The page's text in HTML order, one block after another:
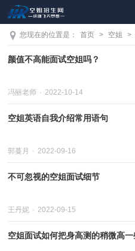
您现在的位置是： 首页 > 空姐 >
颜值不高能面试空姐吗？
冯丽老师 2022-10-14
空姐英语自我介绍常用语句
郭蔓月 2022-09-16
不可忽视的空姐面试细节
王丹妮 2022-09-15
空姐面试如何把身高测的稍微高一